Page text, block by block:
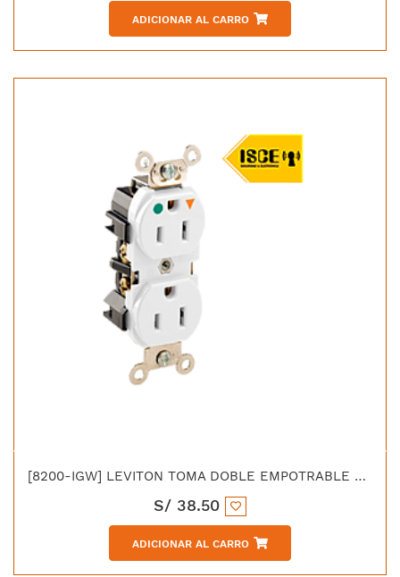
ADICIONAR AL CARRO
[8200-IGW] LEVITON TOMA DOBLE EMPOTRABLE G/HOSPITALARIO TIERRA AISLADA 15A 125V BLANCO
S/ 38.50
ADICIONAR AL CARRO